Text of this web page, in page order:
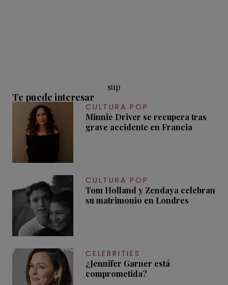
sup
Te puede interesar
CULTURA POP
Minnie Driver se recupera tras
grave accidente en Francia
CULTURA POP
Tom Holland y Zendaya celebran
su matrimonio en Londres
CELEBRITIES
¿Jennifer Garner está
comprometida?